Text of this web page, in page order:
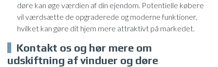
døre kan øge værdien af din ejendom. Potentielle købere
vil værdsætte de opgraderede og moderne funktioner,
hvilket kan gøre dit hjem mere attraktivt på markedet.
Kontakt os og hør mere om
udskiftning af vinduer og døre